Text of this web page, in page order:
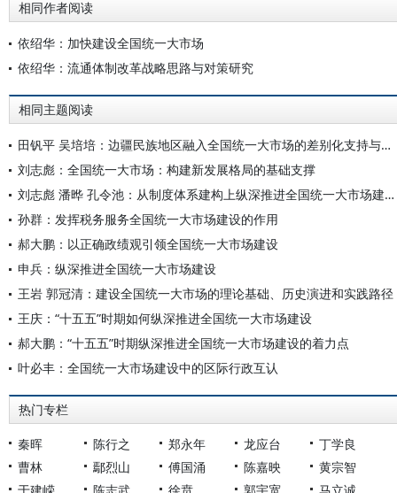
相同作者阅读
依绍华：加快建设全国统一大市场
依绍华：流通体制改革战略思路与对策研究
相同主题阅读
田钒平 吴培培：边疆民族地区融入全国统一大市场的差别化支持与统一市场规则的法治协同研究
刘志彪：全国统一大市场：构建新发展格局的基础支撑
刘志彪 潘晔 孔令池：从制度体系建构上纵深推进全国统一大市场建设——基于“一个条例、两张清单、三项制度”的系统性经济治理研究
孙群：发挥税务服务全国统一大市场建设的作用
郝大鹏：以正确政绩观引领全国统一大市场建设
申兵：纵深推进全国统一大市场建设
王岩 郭冠清：建设全国统一大市场的理论基础、历史演进和实践路径
王庆：“十五五”时期如何纵深推进全国统一大市场建设
郝大鹏：“十五五”时期纵深推进全国统一大市场建设的着力点
叶必丰：全国统一大市场建设中的区际行政互认
热门专栏
秦晖 陈行之 郑永年 龙应台
丁学良
曹林
鄢烈山 傅国涌 陈嘉映
黄宗智